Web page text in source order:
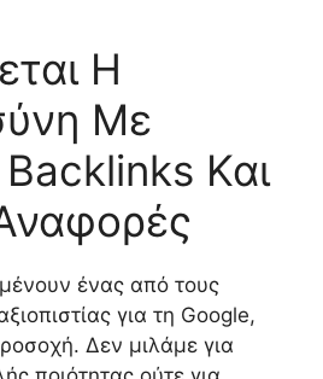
Η
Με
Backlinks Και
ένας από τους
για τη Google,
Δεν μιλάμε για